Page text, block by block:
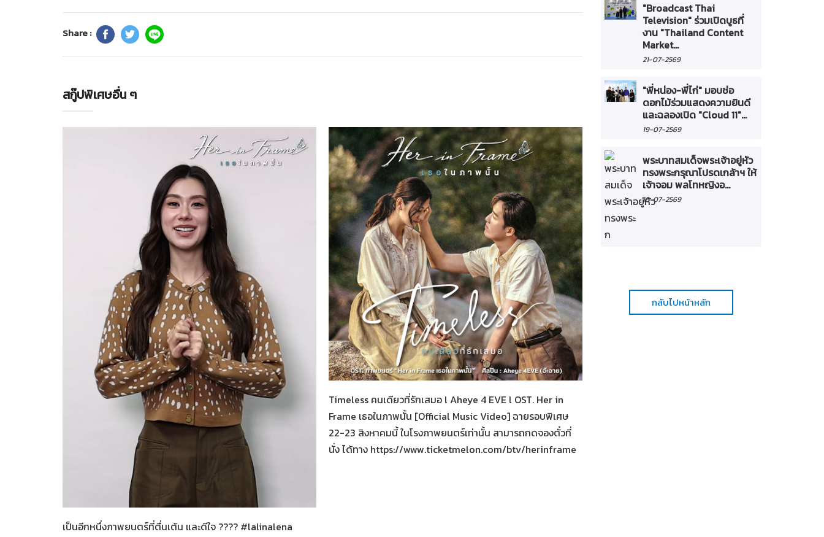
Share :
สกู๊ปพิเศษอื่น ๆ
06-08-2569
Her in Frame เธอในภาพนั้น
เป็นอีกหนึ่งภาพยนตร์ที่ตื่นเต้น และดีใจ ???? #lalinalena
05-08-2569
Her in Frame เธอในภาพนั้น
Timeless คนเดียวที่รักเสมอ l Aheye 4 EVE l OST. Her in
Frame เธอในภาพนั้น [Official Music Video] ฉายรอบพิเศษ
22-23 สิงหาคมนี้ ในโรงภาพยนตร์เท่านั้น สามารถกดจองตั๋วที่
นั่ง ได้ทาง https://www.ticketmelon.com/btv/herinframe
"Broadcast Thai
Television" ร่วมเปิดบูธที่
งาน "Thailand Content
Market...
21-07-2569
"พี่หน่อง-พี่ไก่" มอบช่อ
ดอกไม้ร่วมแสดงความยินดี
และฉลองเปิด "Cloud 11"...
19-07-2569
พระบาทสมเด็จพระเจ้าอยู่หัว
ทรงพระกรุณาโปรดเกล้าฯ ให้
เจ้าจอม พลโทหญิงอ...
16-07-2569
กลับไปหน้าหลัก